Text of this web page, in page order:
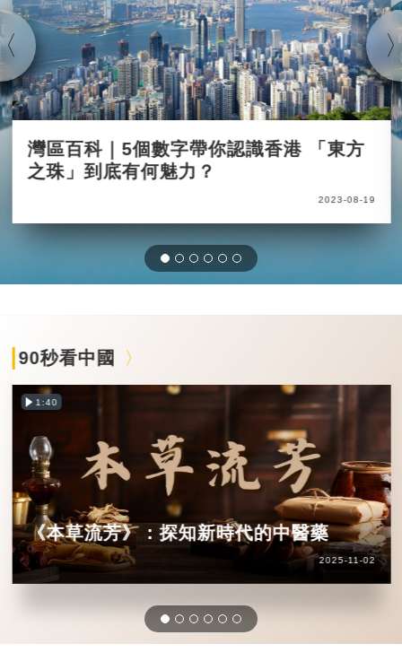
灣區百科｜5個數字帶你認識香港 「東方
之珠」到底有何魅力？
2023-08-19
90秒看中國
1:40
《本草流芳》：探知新時代的中醫藥
2025-11-02